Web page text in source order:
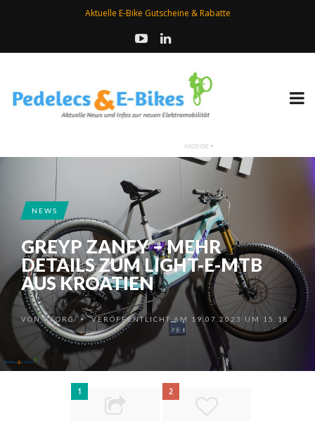
Aktuelle E-Bike Gutscheine & Rabatte
NEWS
GREYP ZANEY – MEHR
DETAILS ZUM LIGHT-E-MTB
AUS KROATIEN
VONGEORG •VERÖFFENTLICHT AM 19.07.2023 UM 15:18
1 2